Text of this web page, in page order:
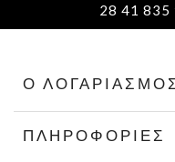
28 41 835
Ο
ΠΛΗΡΟΦΟΡΊΕΣ